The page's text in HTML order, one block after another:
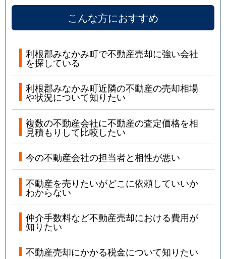
こんな方におすすめ
利根郡みなかみ町で不動産売却に強い会社
を探している
利根郡みなかみ町近隣の不動産の売却相場
や状況について知りたい
複数の不動産会社に不動産の査定価格を相
見積もりして比較したい
今の不動産会社の担当者と相性が悪い
不動産を売りたいがどこに依頼していいか
わからない
仲介手数料など不動産売却における費用が
知りたい
不動産売却にかかる税金について知りたい